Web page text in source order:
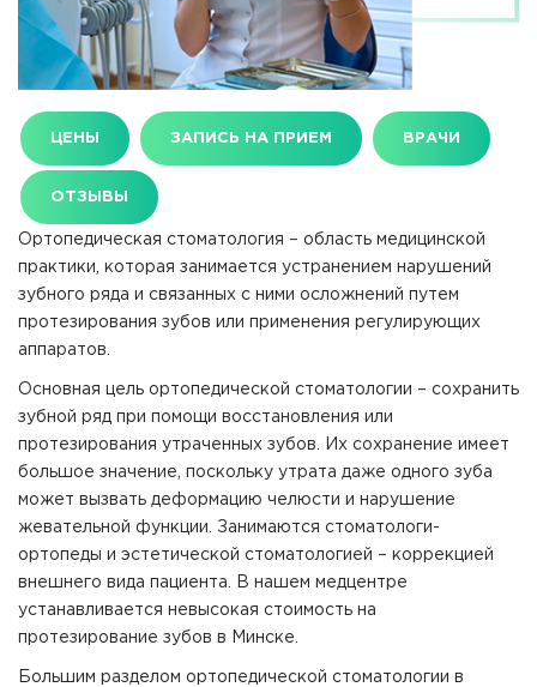
ЦЕНЫ ЗАПИСЬ НА ПРИЕМ ВРАЧИ
ОТЗЫВЫ
Ортопедическая стоматология – область медицинской
практики, которая занимается устранением нарушений
зубного ряда и связанных с ними осложнений путем
протезирования зубов или применения регулирующих
аппаратов.
Основная цель ортопедической стоматологии – сохранить
зубной ряд при помощи восстановления или
протезирования утраченных зубов. Их сохранение имеет
большое значение, поскольку утрата даже одного зуба
может вызвать деформацию челюсти и нарушение
жевательной функции. Занимаются стоматологи-
ортопеды и эстетической стоматологией – коррекцией
внешнего вида пациента. В нашем медцентре
устанавливается невысокая стоимость на
протезирование зубов в Минске.
Большим разделом ортопедической стоматологии в